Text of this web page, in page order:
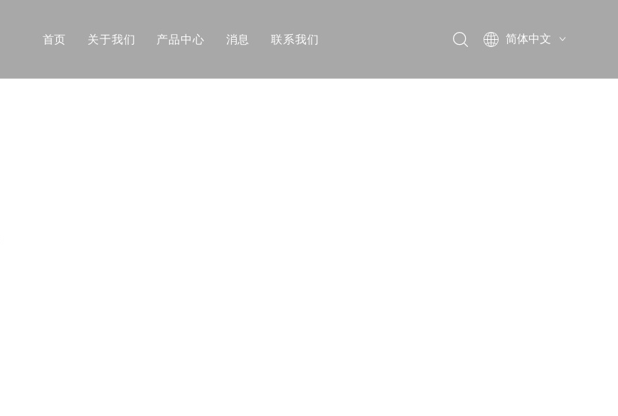
首页 关于我们 产品中心 消息 联系我们
简体中文